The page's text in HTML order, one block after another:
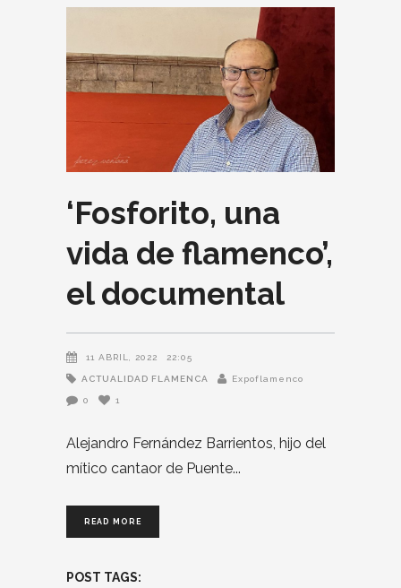
‘Fosforito, una
vida de flamenco’,
el documental
11 ABRIL, 2022 22:05
ACTUALIDAD FLAMENCA Expoflamenco
0 1
Alejandro Fernández Barrientos, hijo del
mítico cantaor de Puente
READ MORE
POST TAGS: